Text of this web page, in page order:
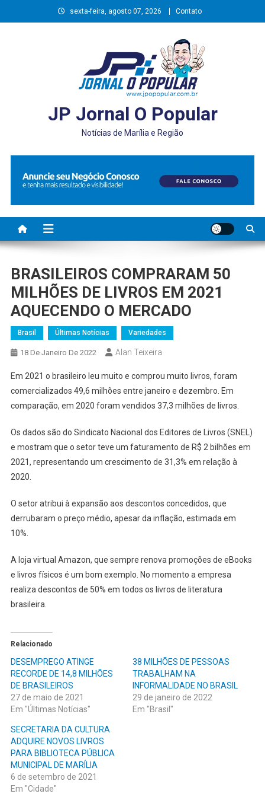
to
sexta-feira, agosto 07, 2026 Contato
JP Jornal O Popular
Notícias de Marília e Região
BRASILEIROS COMPRARAM 50
MILHÕES DE LIVROS EM 2021
AQUECENDO O MERCADO
Brasil Últimas Notícias Variedades
18 De Janeiro De 2022 Alan Teixeira
Em 2021 o brasileiro leu muito e comprou muito livros, foram
comercializados 49,6 milhões entre janeiro e dezembro. Em
comparação, em 2020 foram vendidos 37,3 milhões de livros.
Os dados são do Sindicato Nacional dos Editores de Livros (SNEL)
e mostram que o setor teve um faturamento de R$ 2 bilhões em
2021, representando um crescimento de 31,3% em relação à
2020.
O setor atribui à expansão aos descontos concedidos, que
derrubaram o preço médio, apesar da inflação, estimada em
10%.
A loja virtual Amazon, que sempre renova promoções de eBooks
e livros físicos é um bom exemplo. No momento a empresa
realiza descontos de 50% em todos os livros de literatura
brasileira.
Relacionado
DESEMPREGO ATINGE
RECORDE DE 14,8 MILHÕES
DE BRASILEIROS
27 de maio de 2021
Em "Últimas Notícias"
38 MILHÕES DE PESSOAS
TRABALHAM NA
INFORMALIDADE NO BRASIL
29 de janeiro de 2022
Em "Brasil"
SECRETARIA DA CULTURA
ADQUIRE NOVOS LIVROS
PARA BIBLIOTECA PÚBLICA
MUNICIPAL DE MARÍLIA
6 de setembro de 2021
Em "Cidade"